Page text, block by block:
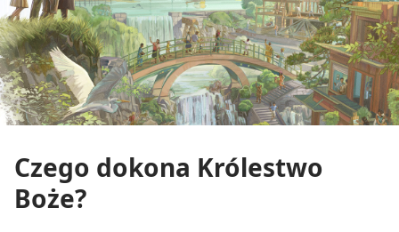
Czego dokona Królestwo
Boże?